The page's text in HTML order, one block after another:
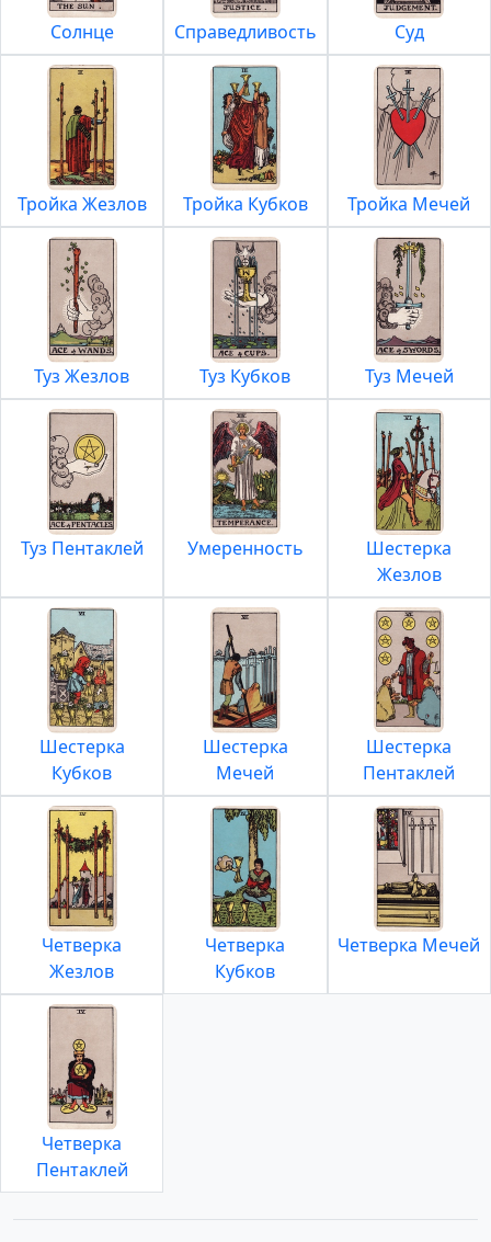
Солнце Справедливость Суд
Тройка Жезлов Тройка Кубков Тройка Мечей
Туз Жезлов Туз Кубков Туз Мечей
Туз Пентаклей Умеренность
Шестерка
Жезлов
Шестерка
Кубков
Шестерка
Мечей
Шестерка
Пентаклей
Четверка
Жезлов
Четверка
Кубков
Четверка Мечей
Четверка
Пентаклей